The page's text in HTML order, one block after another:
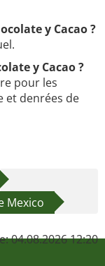
y Cacao ?
y Cacao ?
pour les
et denrées de
Mexico
04.08.2026 12:20